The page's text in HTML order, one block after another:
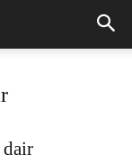
dair